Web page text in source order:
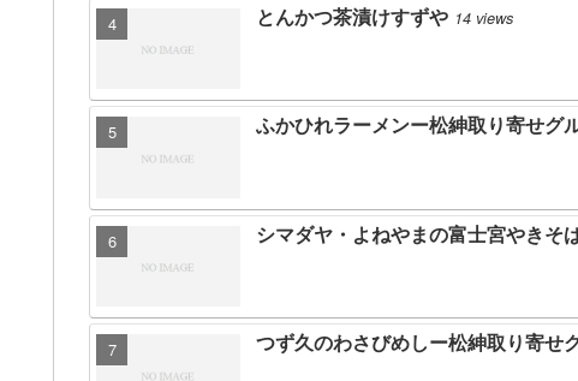
とんかつ茶漬けすずや 14 views
ふかひれラーメンー松紳取り寄せグ
シマダヤ・よねやまの富士宮やきそ
つず久のわさびめしー松紳取り寄せ